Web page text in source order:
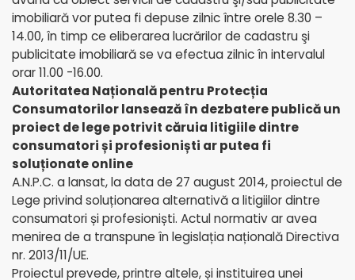
imobiliară vor putea fi depuse zilnic între orele 8.30 –
14.00, în timp ce eliberarea lucrărilor de cadastru şi
publicitate imobiliară se va efectua zilnic în intervalul
orar 11.00 -16.00.
Autoritatea Națională pentru Protecția
Consumatorilor lansează în dezbatere publică un
proiect de lege potrivit căruia litigiile dintre
consumatori și profesioniști ar putea fi
soluționate online
A.N.P.C. a lansat, la data de 27 august 2014, proiectul de
Lege privind soluționarea alternativă a litigiilor dintre
consumatori și profesioniști. Actul normativ ar avea
menirea de a transpune în legislația națională Directiva
nr. 2013/11/UE.
Proiectul prevede, printre altele, și instituirea unei